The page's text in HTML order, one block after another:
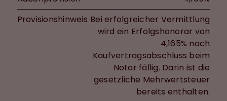
Provisionshinweis Bei erfolgreicher Vermittlung
wird ein Erfolgshonorar von
4,165% nach
Kaufvertragsabschluss beim
Notar fällig. Darin ist die
gesetzliche Mehrwertsteuer
bereits enthalten.